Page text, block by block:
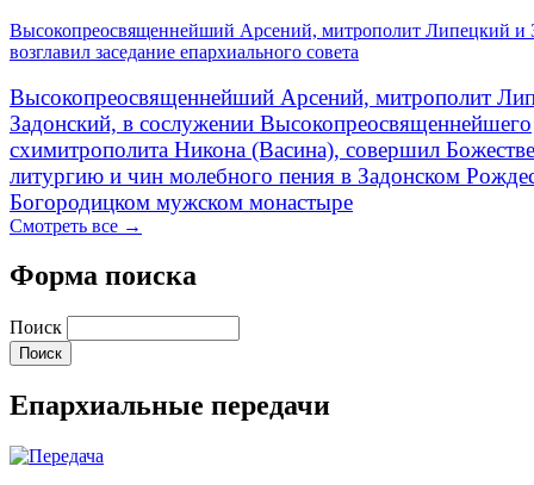
Высокопреосвященнейший Арсений, митрополит Липецкий и
возглавил заседание епархиального совета
Высокопреосвященнейший Арсений, митрополит
Задонский, в сослужении Высокопреосвященнейшего
схимитрополита Никона (Васина), совершил
литургию и чин молебного пения в Задонском
Богородицком мужском монастыре
Смотреть все →
Форма поиска
Поиск
Епархиальные передачи